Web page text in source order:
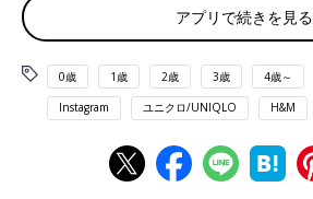
アプリで続きを見る
0歳 1歳 2歳 3歳 4歳～
Instagram ユニクロ/UNIQLO H&M